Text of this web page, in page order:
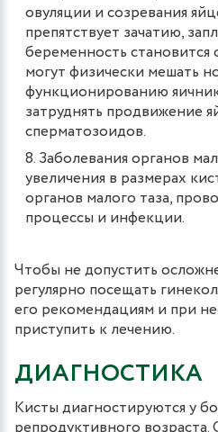
овуляции и созревания
препятствует зачатию,
беременность
могут физически мешать
функционированию
затруднять продвижение
сперматозоидов.
Заболевания органов
увеличения в размерах
органов малого таза,
процессы и инфекции.
Чтобы не допустить
регулярно посещать
его рекомендациям и при
приступить к лечению.
ДИАГНОСТИКА
Кисты диагностируются у